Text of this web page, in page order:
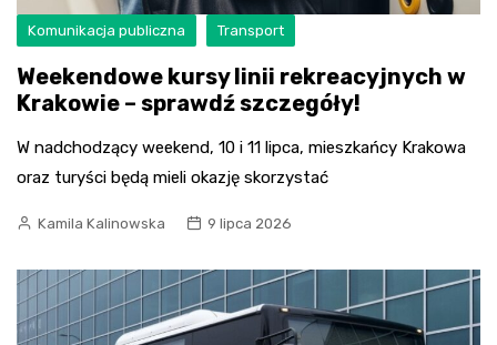
Komunikacja publiczna Transport
Weekendowe kursy linii rekreacyjnych w
Krakowie – sprawdź szczegóły!
W nadchodzący weekend, 10 i 11 lipca, mieszkańcy Krakowa
oraz turyści będą mieli okazję skorzystać
Kamila Kalinowska 9 lipca 2026